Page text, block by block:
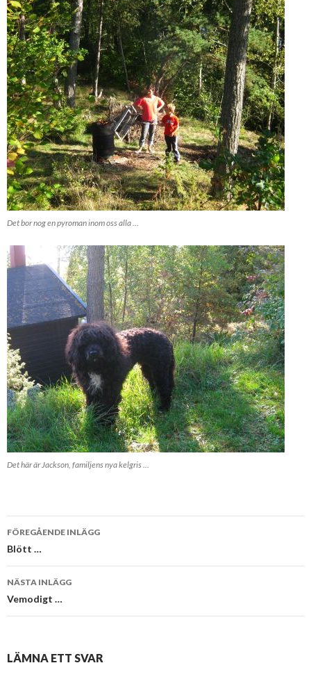
Det bor nog en pyroman inom oss alla ...
Det här är Jackson, familjens nya kelgris ...
Inläggsnavigering
FÖREGÅENDE INLÄGG
Blött …
NÄSTA INLÄGG
Vemodigt …
LÄMNA ETT SVAR